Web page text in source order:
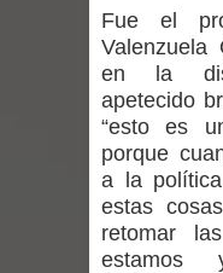
Fue el
Valenzuela
en la
apetecido
“esto es
porque
a la
estas
retomar
estamos